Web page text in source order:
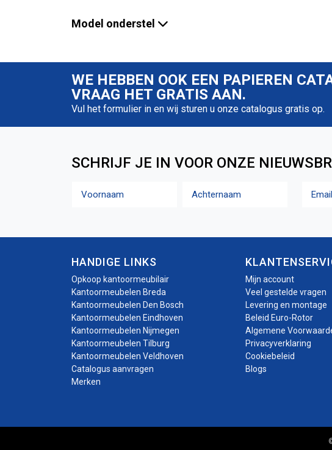
Model onderstel
WE HEBBEN OOK EEN PAPIEREN
VRAAG HET GRATIS AAN.
Vul het formulier in en wij sturen u onze catalogus gratis op.
SCHRIJF JE IN VOOR ONZE
HANDIGE LINKS
Opkoop kantoormeubilair
Kantoormeubelen Breda
Kantoormeubelen Den Bosch
Kantoormeubelen Eindhoven
Kantoormeubelen Nijmegen
Kantoormeubelen Tilburg
Kantoormeubelen Veldhoven
Catalogus aanvragen
Merken
Mijn account
Veel gestelde vragen
Levering en montage
Beleid Euro-Rotor
Algemene
Privacyverklaring
Cookiebeleid
Blogs